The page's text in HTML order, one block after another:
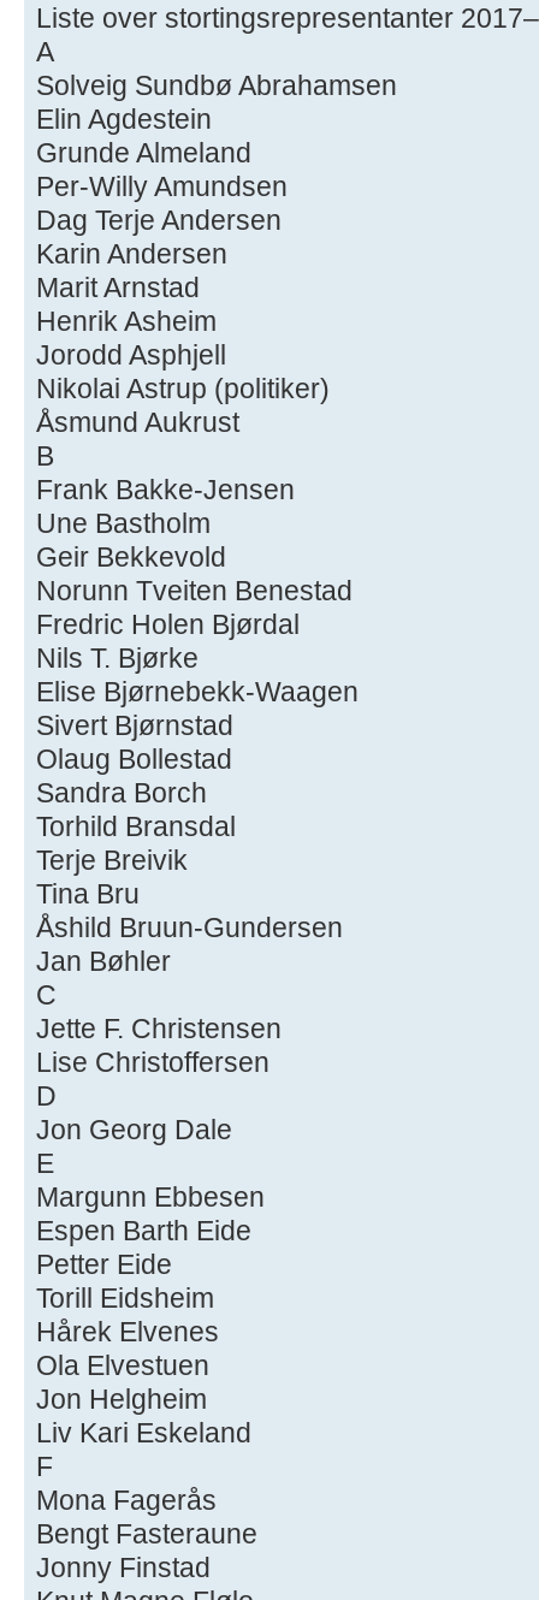
Liste over stortingsrepresentanter
A
Solveig Sundbø Abrahamsen
Elin Agdestein
Grunde Almeland
Per-Willy Amundsen
Dag Terje Andersen
Karin Andersen
Marit Arnstad
Henrik Asheim
Jorodd Asphjell
Nikolai Astrup (politiker)
Åsmund Aukrust
B
Frank Bakke-Jensen
Une Bastholm
Geir Bekkevold
Norunn Tveiten Benestad
Fredric Holen Bjørdal
Nils T. Bjørke
Elise Bjørnebekk-Waagen
Sivert Bjørnstad
Olaug Bollestad
Sandra Borch
Torhild Bransdal
Terje Breivik
Tina Bru
Åshild Bruun-Gundersen
Jan Bøhler
C
Jette F. Christensen
Lise Christoffersen
D
Jon Georg Dale
E
Margunn Ebbesen
Espen Barth Eide
Petter Eide
Torill Eidsheim
Hårek Elvenes
Ola Elvestuen
Jon Helgheim
Liv Kari Eskeland
F
Mona Fagerås
Bengt Fasteraune
Jonny Finstad